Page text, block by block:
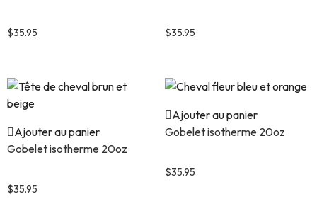
$35.95 $35.95
Ajouter au panier
Gobelet isotherme 20oz
$35.95
Ajouter au panier
Gobelet isotherme 20oz
$35.95